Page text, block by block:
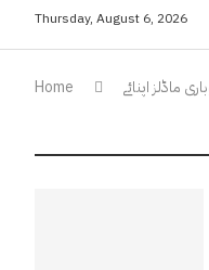
Thursday, August 6, 2026
Home ماڈلز اپنائے